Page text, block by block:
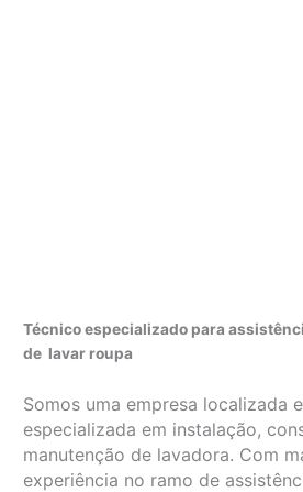
Técnico especializado para
de lavar roupa
Somos uma empresa localizada
especializada em instalação,
manutenção de lavadora. Com
experiência no ramo de